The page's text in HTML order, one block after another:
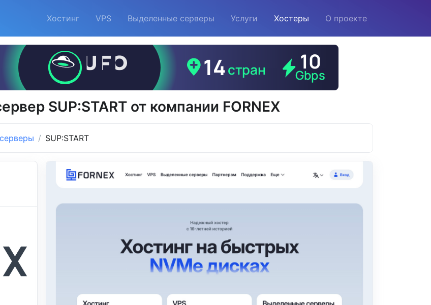
Хостинг VPS Выделенные серверы Услуги Хостеры О проекте
SUP:START от компании FORNEX
SUP:START